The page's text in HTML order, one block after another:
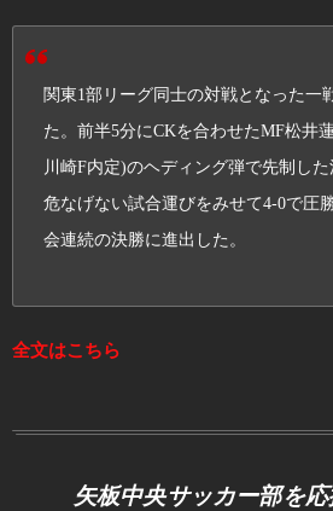
関東1部リーグ同士の対戦となった一
た。前半5分にCKを合わせたMF松井
川崎F内定)のヘディング弾で先制し
危なげない試合運びをみせて4-0で圧
会連続の決勝に進出した。
全文はこちら
矢板中央サッカー部を